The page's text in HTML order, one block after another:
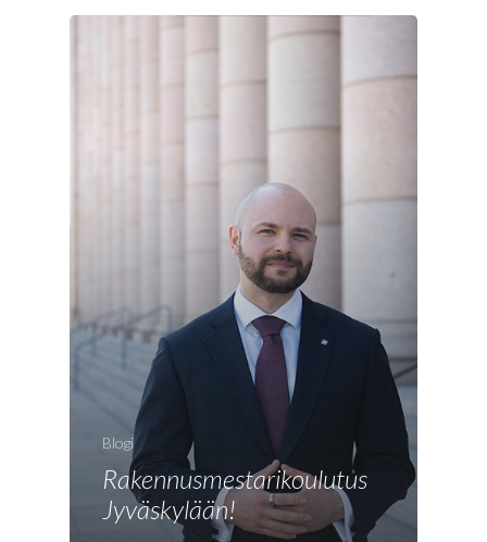
Blogi
Rakennusmestarikoulutus
Jyväskylään!
EN